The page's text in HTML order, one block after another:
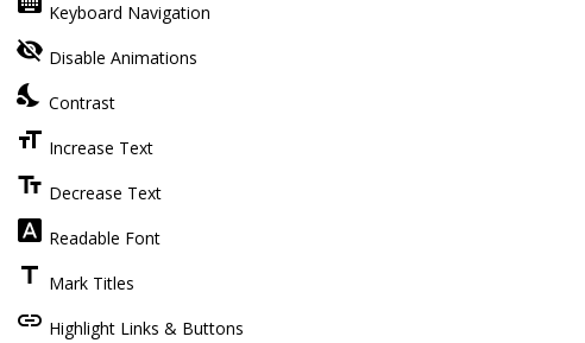
visibility
Accessibility
Keyboard Navigation
visibility_off Disable Animations
nights_stay Contrast
format_size Increase Text
text_fields Decrease Text
font_download Readable Font
title Mark Titles
link Highlight Links & Buttons